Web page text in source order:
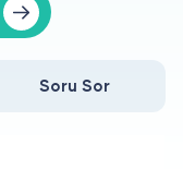
Soru Sor